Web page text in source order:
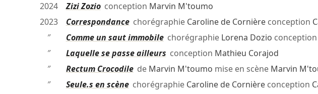
2024 Zizi Zozioconception Marvin M'toumo
2023
Correspondancechorégraphie Caroline de Cornièreconception
″
Comme un saut immobilechorégraphie Lorena Dozio conception
″
Laquelle se passe ailleurs conception Mathieu Corajod
″
Rectum Crocodilede Marvin M'toumo mise en scène Marvin
″
Seule.s en scènechorégraphie Caroline de Cornièreconception